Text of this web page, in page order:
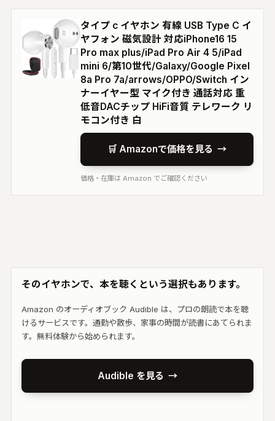
タイプ c イヤホン 有線 USB Type C イ
ヤフォン 磁気設計 対応iPhone16 15
Pro max plus/iPad Pro Air 4 5/iPad
mini 6/第10世代/Galaxy/Google Pixel
8a Pro 7a/arrows/OPPO/Switch イン
ナーイヤー型 マイク付き 通話対応 重
低音DACチップ HiFi音質 テレワーク リ
モコン付き 白
🛒 Amazonで価格を見る →
価格・在庫は Amazon でご確認ください
そのイヤホンで、本を聴くという選択もあります。
Amazon のオーディオブック Audible は、プロの朗読で本を聴
けるサービスです。通勤や散歩、家事の時間が読書にあてられま
す。無料体験から始められます。
Audible を見る →